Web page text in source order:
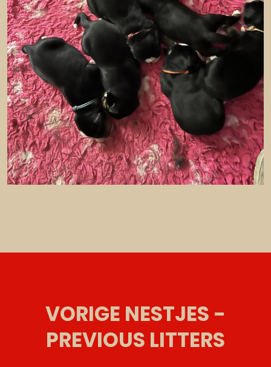
VORIGE NESTJES -
PREVIOUS LITTERS